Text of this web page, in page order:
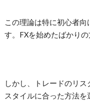
この理論は特に初心者
す。FXを始めたばかり
しかし、トレードのリ
スタイルに合った方法を